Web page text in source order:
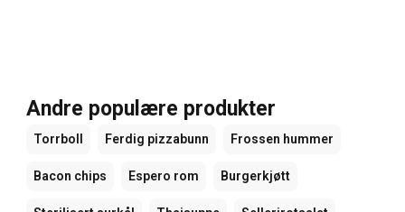
Andre populære produkter
Torrboll Ferdig pizzabunn Frossen hummer
Bacon chips Espero rom Burgerkjøtt